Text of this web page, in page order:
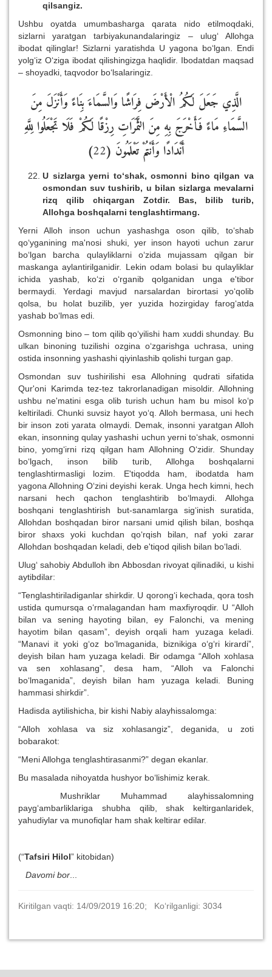
qilsangiz.
Ushbu oyatda umumbasharga qarata nido etilmoqdaki,
sizlarni yaratgan tarbiyakunandalaringiz – ulug‘ Allohga
ibodat qilinglar! Sizlarni yaratishda U yagona bo‘lgan. Endi
yolg‘iz O‘ziga ibodat qilishingizga haqlidir. Ibodatdan maqsad
– shoyadki, taqvodor bo‘lsalaringiz.
الَّذِي جَعَلَ لَكُمُ الْأَرْضَ فِرَاشًا وَالسَّمَاءَ بِنَاءً وَأَنْزَلَ مِنَ
السَّمَاءِ مَاءً فَأَخْرَجَ بِهِ مِنَ الثَّمَرَاتِ رِزْقًا لَكُمْ فَلَا تَجْعَلُوا لِلَّهِ
أَنْدَادًا وَأَنْتُمْ تَعْلَمُونَ (22
)
U sizlarga yerni to‘shak, osmonni bino qilgan va
osmondan suv tushirib, u bilan sizlarga mevalarni
rizq qilib chiqargan Zotdir. Bas, bilib turib,
Allohga boshqalarni tenglashtirmang.
Yerni Alloh inson uchun yashashga oson qilib, to‘shab
qo‘yganining ma'nosi shuki, yer inson hayoti uchun zarur
bo‘lgan barcha qulayliklarni o‘zida mujassam qilgan bir
maskanga aylantirilganidir. Lekin odam bolasi bu qulayliklar
ichida yashab, ko‘zi o‘rganib qolganidan unga e'tibor
bermaydi. Yerdagi mavjud narsalardan birortasi yo‘qolib
qolsa, bu holat buzilib, yer yuzida hozirgiday farog‘atda
yashab bo‘lmas edi.
Osmonning bino – tom qilib qo‘yilishi ham xuddi shunday. Bu
ulkan binoning tuzilishi ozgina o‘zgarishga uchrasa, uning
ostida insonning yashashi qiyinlashib qolishi turgan gap.
Osmondan suv tushirilishi esa Allohning qudrati sifatida
Qur'oni Karimda tez-tez takrorlanadigan misoldir. Allohning
ushbu ne'matini esga olib turish uchun ham bu misol ko‘p
keltiriladi. Chunki suvsiz hayot yo‘q. Alloh bermasa, uni hech
bir inson zoti yarata olmaydi. Demak, insonni yaratgan Alloh
ekan, insonning qulay yashashi uchun yerni to‘shak, osmonni
bino, yomg‘irni rizq qilgan ham Allohning O‘zidir. Shunday
bo‘lgach, inson bilib turib, Allohga boshqalarni
tenglashtirmasligi lozim. E'tiqodda ham, ibodatda ham
yagona Allohning O‘zini deyishi kerak. Unga hech kimni, hech
narsani hech qachon tenglashtirib bo‘lmaydi. Allohga
boshqani tenglashtirish but-sanamlarga sig‘inish suratida,
Allohdan boshqadan biror narsani umid qilish bilan, boshqa
biror shaxs yoki kuchdan qo‘rqish bilan, naf yoki zarar
Allohdan boshqadan keladi, deb e'tiqod qilish bilan bo‘ladi.
Ulug‘ sahobiy Abdulloh ibn Abbosdan rivoyat qilinadiki, u kishi
aytibdilar:
“Tenglashtiriladiganlar shirkdir. U qorong‘i kechada, qora tosh
ustida qumursqa o‘rmalagandan ham maxfiyroqdir. U “Alloh
bilan va sening hayoting bilan, ey Falonchi, va mening
hayotim bilan qasam”, deyish orqali ham yuzaga keladi.
“Manavi it yoki g‘oz bo‘lmaganida, biznikiga o‘g‘ri kirardi”,
deyish bilan ham yuzaga keladi. Bir odamga “Alloh xohlasa
va sen xohlasang”, desa ham, “Alloh va Falonchi
bo‘lmaganida”, deyish bilan ham yuzaga keladi. Buning
hammasi shirkdir”.
Hadisda aytilishicha, bir kishi Nabiy alayhissalomga:
“Alloh xohlasa va siz xohlasangiz”, deganida, u zoti
bobarakot:
“Meni Allohga tenglashtirasanmi?” degan ekanlar.
Bu masalada nihoyatda hushyor bo‘lishimiz kerak.
Mushriklar Muhammad alayhissalomning
payg‘ambarliklariga shubha qilib, shak keltirganlaridek,
yahudiylar va munofiqlar ham shak keltirar edilar.
(“Tafsiri Hilol” kitobidan)
Davomi bor...
Kiritilgan vaqti: 14/09/2019 16:20; Ko‘rilganligi: 3034